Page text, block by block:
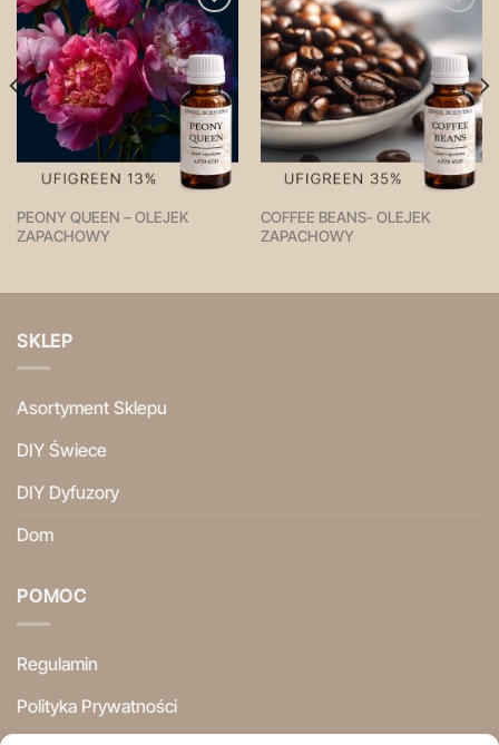
Zapisz
na
później!
PEONY QUEEN – OLEJEK
ZAPACHOWY
na
później!
COFFEE BEANS- OLEJEK
ZAPACHOWY
SKLEP
Asortyment Sklepu
DIY Świece
DIY Dyfuzory
Dom
POMOC
Regulamin
Polityka Prywatności